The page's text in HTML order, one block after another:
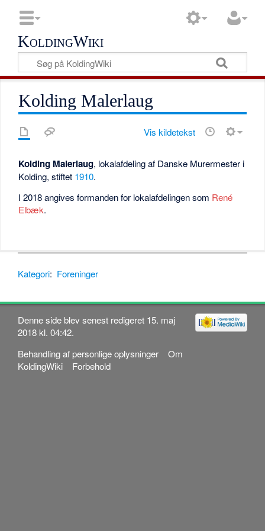
KoldingWiki
Kolding Malerlaug
Vis kildetekst
Kolding Malerlaug, lokalafdeling af Danske Murermester i
Kolding, stiftet 1910.
I 2018 angives formanden for lokalafdelingen som René
Elbæk.
Kategori: Foreninger
Denne side blev senest redigeret 15. maj
2018 kl. 04:42.
Behandling af personlige oplysninger
Om
KoldingWiki
Forbehold